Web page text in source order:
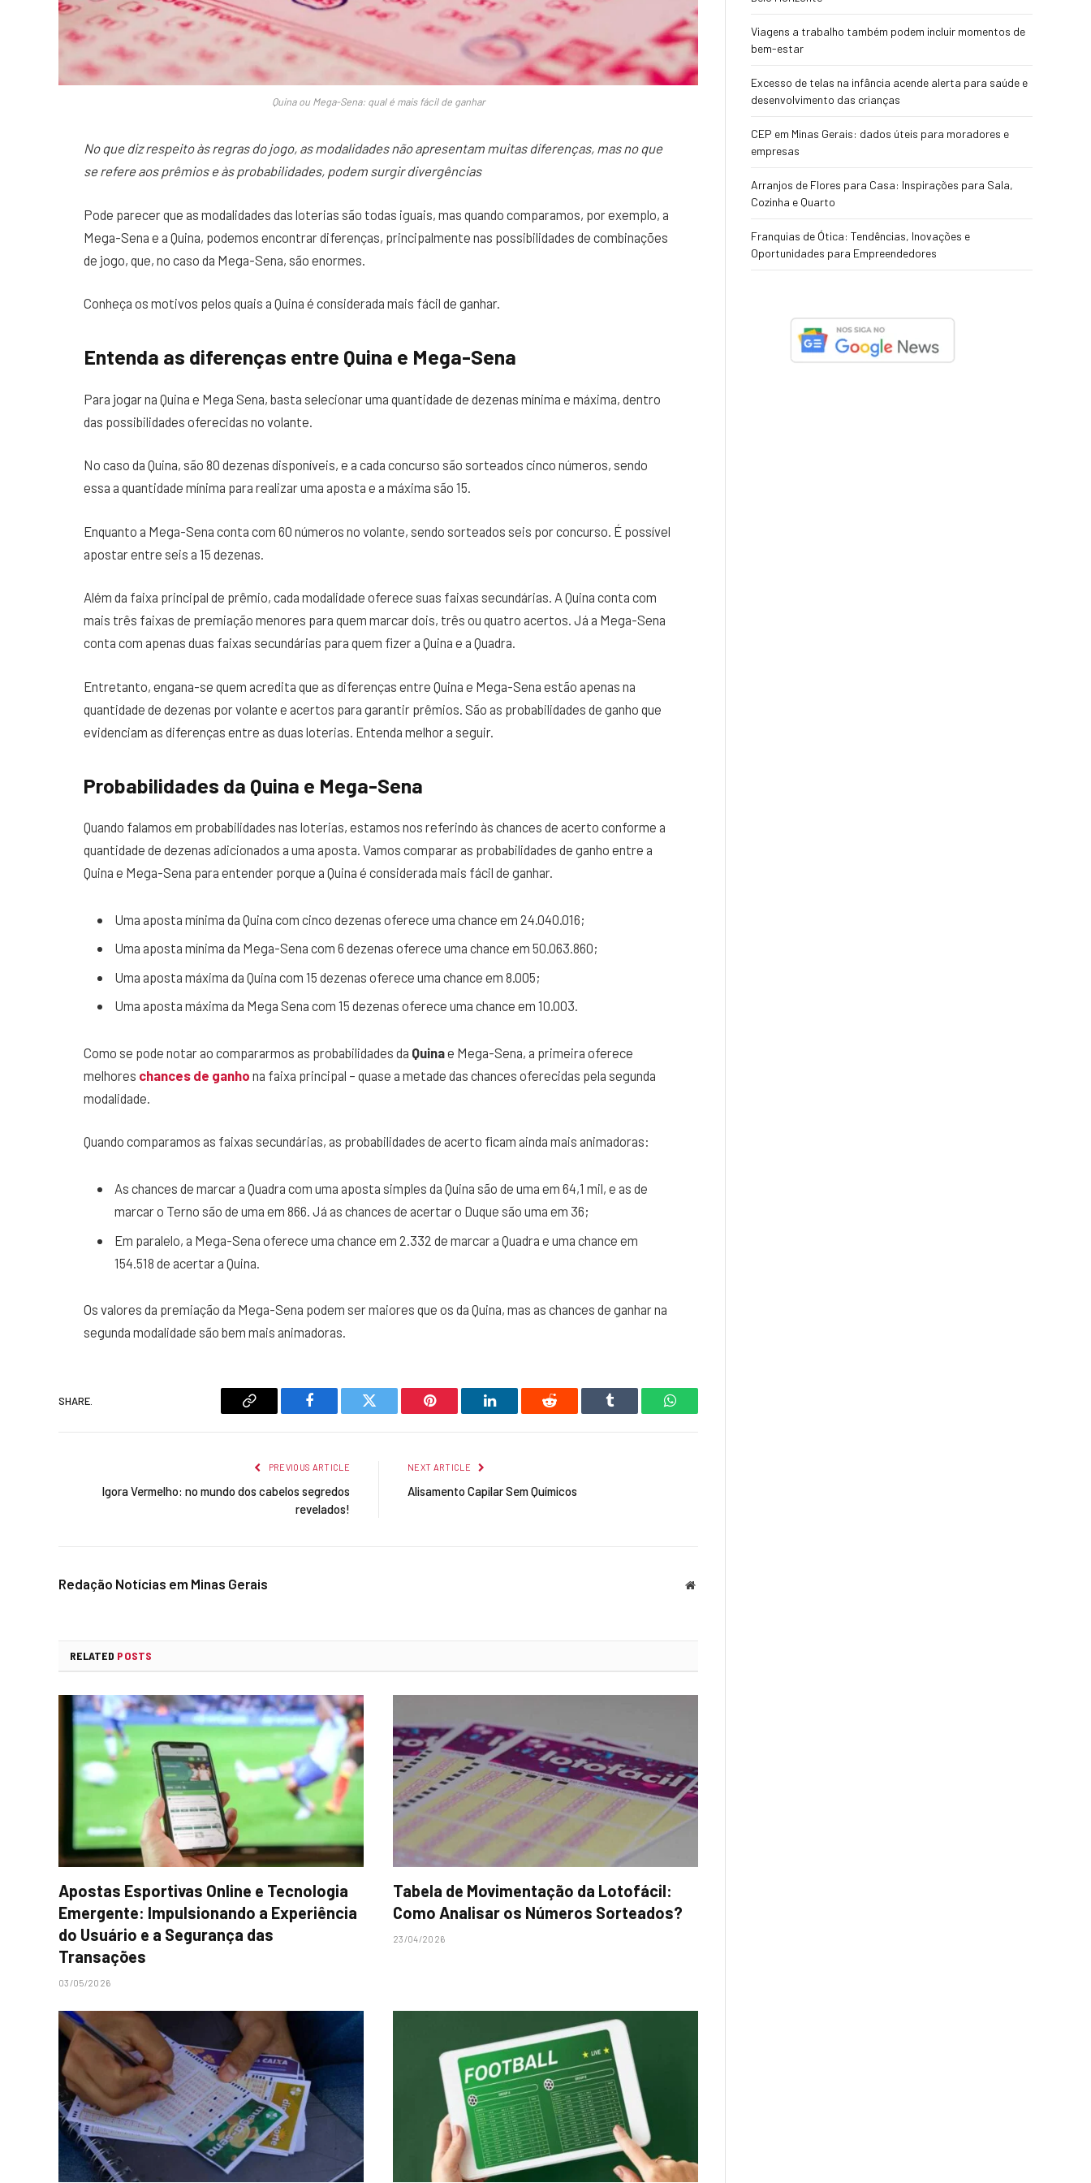
Quina ou Mega-Sena: qual é mais fácil de ganhar
No que diz respeito às regras do jogo, as modalidades não apresentam muitas diferenças, mas no que
se refere aos prêmios e às probabilidades, podem surgir divergências
Pode parecer que as modalidades das loterias são todas iguais, mas quando comparamos, por exemplo, a
Mega-Sena e a Quina, podemos encontrar diferenças, principalmente nas possibilidades de combinações
de jogo, que, no caso da Mega-Sena, são enormes.
Conheça os motivos pelos quais a Quina é considerada mais fácil de ganhar.
Entenda as diferenças entre Quina e Mega-Sena
Para jogar na Quina e Mega Sena, basta selecionar uma quantidade de dezenas mínima e máxima, dentro
das possibilidades oferecidas no volante.
No caso da Quina, são 80 dezenas disponíveis, e a cada concurso são sorteados cinco números, sendo
essa a quantidade mínima para realizar uma aposta e a máxima são 15.
Enquanto a Mega-Sena conta com 60 números no volante, sendo sorteados seis por concurso. É possível
apostar entre seis a 15 dezenas.
Além da faixa principal de prêmio, cada modalidade oferece suas faixas secundárias. A Quina conta com
mais três faixas de premiação menores para quem marcar dois, três ou quatro acertos. Já a Mega-Sena
conta com apenas duas faixas secundárias para quem fizer a Quina e a Quadra.
Entretanto, engana-se quem acredita que as diferenças entre Quina e Mega-Sena estão apenas na
quantidade de dezenas por volante e acertos para garantir prêmios. São as probabilidades de ganho que
evidenciam as diferenças entre as duas loterias. Entenda melhor a seguir.
Probabilidades da Quina e Mega-Sena
Quando falamos em probabilidades nas loterias, estamos nos referindo às chances de acerto conforme a
quantidade de dezenas adicionados a uma aposta. Vamos comparar as probabilidades de ganho entre a
Quina e Mega-Sena para entender porque a Quina é considerada mais fácil de ganhar.
Uma aposta mínima da Quina com cinco dezenas oferece uma chance em 24.040.016;
Uma aposta mínima da Mega-Sena com 6 dezenas oferece uma chance em 50.063.860;
Uma aposta máxima da Quina com 15 dezenas oferece uma chance em 8.005;
Uma aposta máxima da Mega Sena com 15 dezenas oferece uma chance em 10.003.
Como se pode notar ao compararmos as probabilidades da Quinae Mega-Sena, a primeira oferece
melhores chances de ganho na faixa principal – quase a metade das chances oferecidas pela segunda
modalidade.
Quando comparamos as faixas secundárias, as probabilidades de acerto ficam ainda mais animadoras:
As chances de marcar a Quadra com uma aposta simples da Quina são de uma em 64,1 mil, e as de
marcar o Terno são de uma em 866. Já as chances de acertar o Duque são uma em 36;
Em paralelo, a Mega-Sena oferece uma chance em 2.332 de marcar a Quadra e uma chance em
154.518 de acertar a Quina.
Os valores da premiação da Mega-Sena podem ser maiores que os da Quina, mas as chances de ganhar na
segunda modalidade são bem mais animadoras.
SHARE.
Copy
Facebook Twitter Pinterest LinkedIn Reddit Tumblr WhatsApp
PREVIOUS ARTICLE
Igora Vermelho: no mundo dos cabelos segredos
revelados!
NEXT ARTICLE
Alisamento Capilar Sem Químicos
Redação Notícias em Minas Gerais Website
RELATED POSTS
Apostas Esportivas Online e Tecnologia
Emergente: Impulsionando a Experiência
do Usuário e a Segurança das
Transações
03/05/2026
Tabela de Movimentação da Lotofácil:
Como Analisar os Números Sorteados?
23/04/2026
Viagens a trabalho também podem incluir momentos de
bem-estar
Excesso de telas na infância acende alerta para saúde e
desenvolvimento das crianças
CEP em Minas Gerais: dados úteis para moradores e
empresas
Arranjos de Flores para Casa: Inspirações para Sala,
Cozinha e Quarto
Franquias de Ótica: Tendências, Inovações e
Oportunidades para Empreendedores